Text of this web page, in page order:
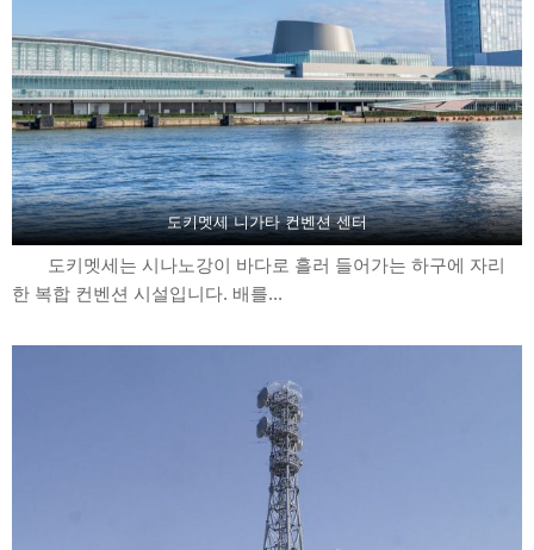
도키멧세 니가타 컨벤션 센터
도키멧세는 시나노강이 바다로 흘러 들어가는 하구에 자리
한 복합 컨벤션 시설입니다. 배를...